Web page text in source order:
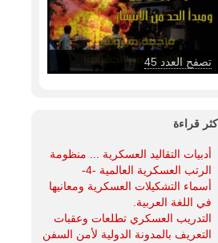
تصفح العدد 47
قراءة
أدبيات التقاليد العسكرية ... منظومة
الرتب العسكرية العالمية -4-
أسماء التشكيلات العسكرية ومعانيها
في اللغة العربية.
التدريب العسكري تطلعات وعقبات
التعريف بالمدونة الدولية لأمن السفن